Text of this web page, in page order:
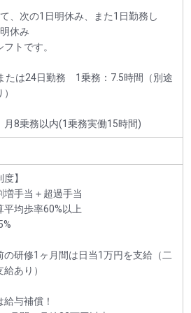
、次の1日明休み、また1日勤務し
休み
トです。
たは24日勤務 1乗務：7.5時間（別途
月8乗務以内(1乗務実働15時間)
】
手当＋超過手当
平均歩率60%以上
研修1ヶ月間は日当1万円を支給（二
あり）
与補償！